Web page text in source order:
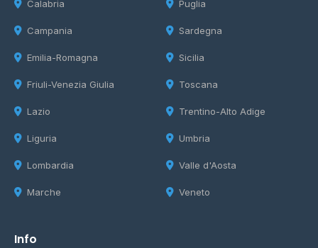
Calabria
Campania
Emilia-Romagna
Friuli-Venezia Giulia
Lazio
Liguria
Lombardia
Marche
Puglia
Sardegna
Sicilia
Toscana
Trentino-Alto Adige
Umbria
Valle d'Aosta
Veneto
Info